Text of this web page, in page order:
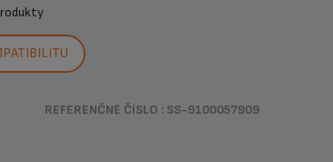
REFERENČNÉ ČÍSLO : SS-9100057909